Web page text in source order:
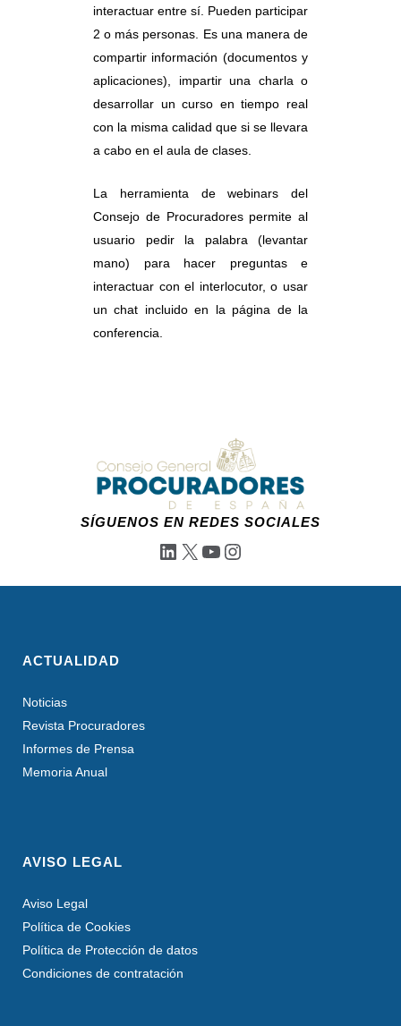
interactuar entre sí. Pueden participar
2 o más personas. Es una manera de
compartir información (documentos y
aplicaciones), impartir una charla o
desarrollar un curso en tiempo real
con la misma calidad que si se llevara
a cabo en el aula de clases.
La herramienta de webinars del
Consejo de Procuradores permite al
usuario pedir la palabra (levantar
mano) para hacer preguntas e
interactuar con el interlocutor, o usar
un chat incluido en la página de la
conferencia.
SÍGUENOS EN REDES SOCIALES
LinkedIn
X YouTube
Instagram
ACTUALIDAD
Noticias
Revista Procuradores
Informes de Prensa
Memoria Anual
AVISO LEGAL
Aviso Legal
Política de Cookies
Política de Protección de datos
Condiciones de contratación